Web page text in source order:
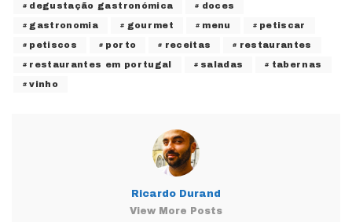
degustação gastronómica doces
gastronomia gourmet menu petiscar
petiscos porto receitas restaurantes
restaurantes em portugal saladas tabernas
vinho
Ricardo Durand
View More Posts